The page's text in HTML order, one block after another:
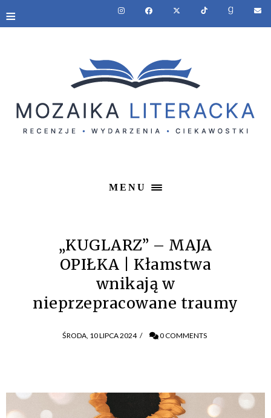
≡
MENU
„KUGLARZ” – MAJA
OPIŁKA | Kłamstwa
wnikają w
nieprzepracowane traumy
ŚRODA, 10 LIPCA 2024 / 0 COMMENTS